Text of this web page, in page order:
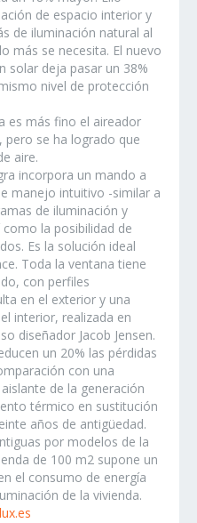
de espacio interior y
de iluminación natural al
más se necesita. El nuevo
solar deja pasar un 38%
nivel de protección
es más fino el aireador
pero se ha logrado que
aire.
incorpora un mando a
manejo intuitivo -similar a
de iluminación y
la posibilidad de
Es la solución ideal
Toda la ventana tiene
con perfiles
en el exterior y una
interior, realizada en
diseñador Jacob Jensen.
un 20% las pérdidas
con una
de la generación
térmico en sustitución
años de antigüedad.
por modelos de la
de 100 m2 supone un
el consumo de energía
de la vivienda.